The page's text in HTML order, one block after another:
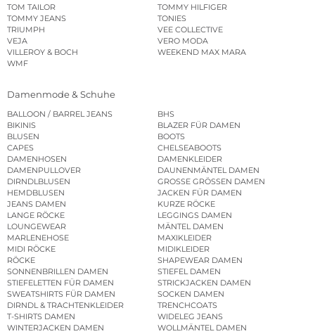
TOM TAILOR
TOMMY HILFIGER
TOMMY JEANS
TONIES
TRIUMPH
VEE COLLECTIVE
VEJA
VERO MODA
VILLEROY & BOCH
WEEKEND MAX MARA
WMF
Damenmode & Schuhe
BALLOON / BARREL JEANS
BHS
BIKINIS
BLAZER FÜR DAMEN
BLUSEN
BOOTS
CAPES
CHELSEABOOTS
DAMENHOSEN
DAMENKLEIDER
DAMENPULLOVER
DAUNENMÄNTEL DAMEN
DIRNDLBLUSEN
GROSSE GRÖSSEN DAMEN
HEMDBLUSEN
JACKEN FÜR DAMEN
JEANS DAMEN
KURZE RÖCKE
LANGE RÖCKE
LEGGINGS DAMEN
LOUNGEWEAR
MÄNTEL DAMEN
MARLENEHOSE
MAXIKLEIDER
MIDI RÖCKE
MIDIKLEIDER
RÖCKE
SHAPEWEAR DAMEN
SONNENBRILLEN DAMEN
STIEFEL DAMEN
STIEFELETTEN FÜR DAMEN
STRICKJACKEN DAMEN
SWEATSHIRTS FÜR DAMEN
SOCKEN DAMEN
DIRNDL & TRACHTENKLEIDER
TRENCHCOATS
T-SHIRTS DAMEN
WIDELEG JEANS
WINTERJACKEN DAMEN
WOLLMÄNTEL DAMEN